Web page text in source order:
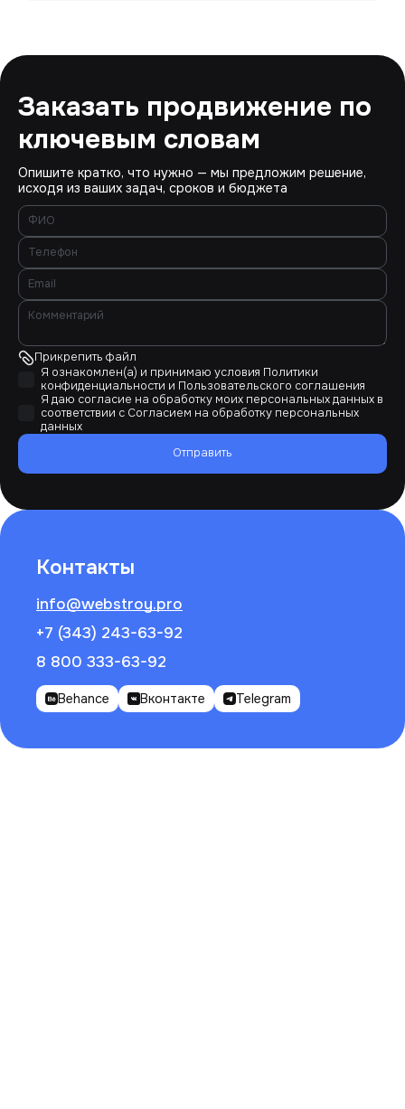
Заказать продвижение по
ключевым словам
Опишите кратко, что нужно — мы предложим решение,
исходя из ваших задач, сроков и бюджета
Прикрепить файл
Я ознакомлен(а) и принимаю условия Политики
конфиденциальности и Пользовательского соглашения
Я даю согласие на обработку моих персональных данных в
соответствии с Согласием на обработку персональных
данных
Отправить
Контакты
info@webstroy.pro
+7 (343) 243-63-92
8 800 333-63-92
Behance Вконтакте Telegram